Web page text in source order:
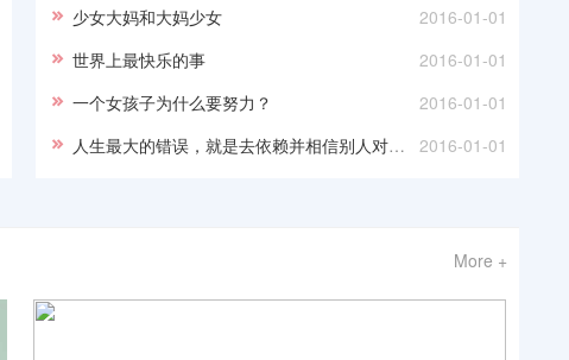
2016-01-01
少女大妈和大妈少女
2016-01-01
世界上最快乐的事
2016-01-01
一个女孩子为什么要努力？
2016-01-01
人生最大的错误，就是去依赖并相信别人对你的判断
More +